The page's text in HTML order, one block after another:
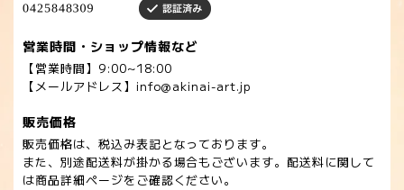
営業時間・ショップ情報など
【営業時間】9:00~18:00
【メールアドレス】 info@akinai-art.jp
販売価格
販売価格は、税込み表記となっております。
また、別途配送料が掛かる場合もございます。配送料に関して
は商品詳細ページをご確認ください。